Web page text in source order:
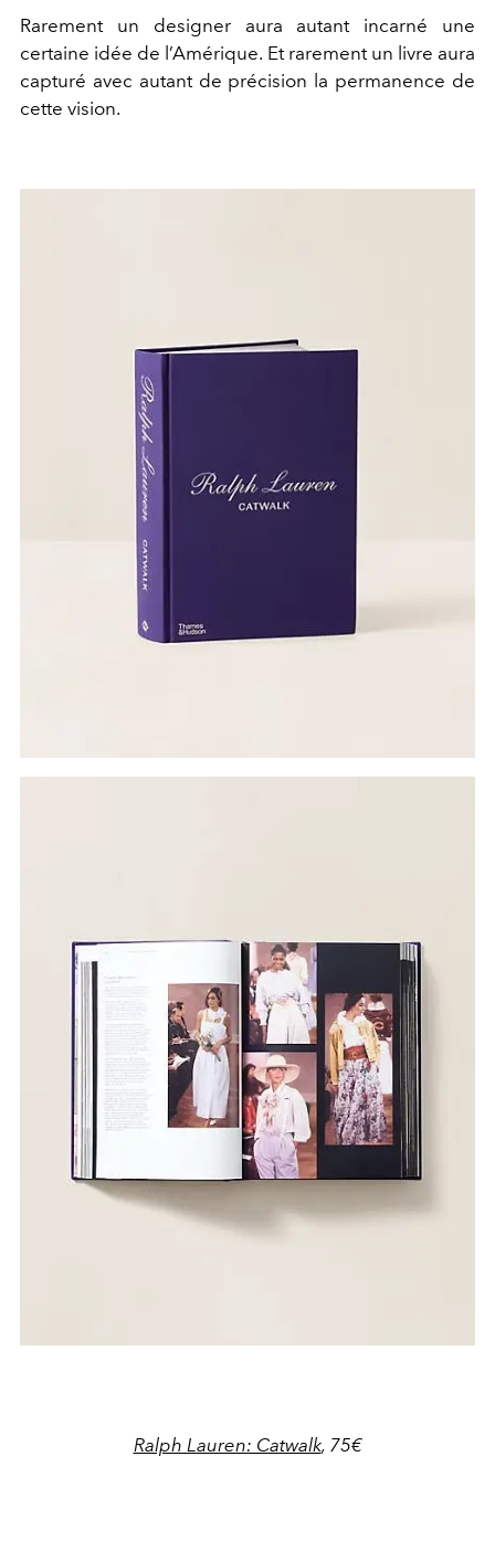
Rarement un designer aura autant incarné une
certaine idée de l’Amérique. Et rarement un livre aura
capturé avec autant de précision la permanence de
cette vision.
Ralph Lauren: Catwalk, 75€